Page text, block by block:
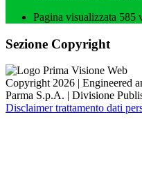
Pagina visualizzata 585
Sezione Copyright
Copyright 2026 | Engineered
Parma S.p.A. | Divisione
Disclaimer trattamento dati